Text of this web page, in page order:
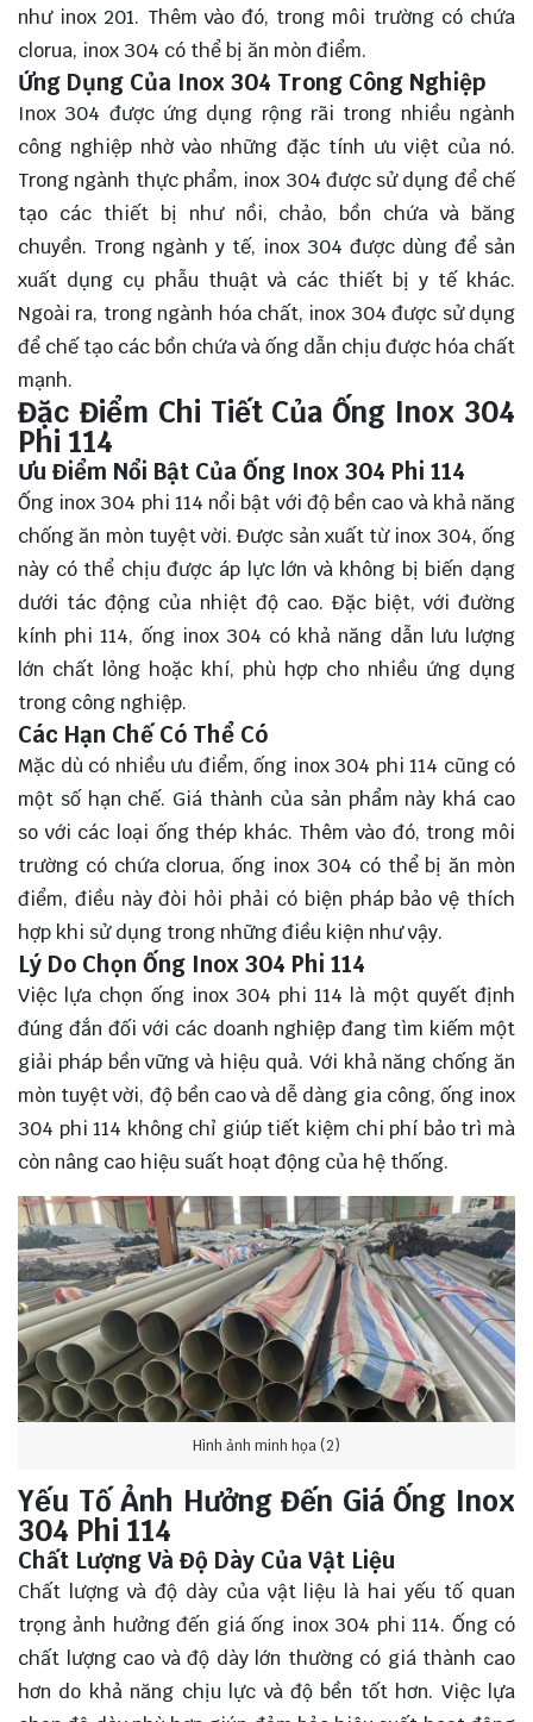
như inox 201. Thêm vào đó, trong môi trường có chứa
clorua, inox 304 có thể bị ăn mòn điểm.
Ứng Dụng Của Inox 304 Trong Công Nghiệp
Inox 304 được ứng dụng rộng rãi trong nhiều ngành
công nghiệp nhờ vào những đặc tính ưu việt của nó.
Trong ngành thực phẩm, inox 304 được sử dụng để chế
tạo các thiết bị như nồi, chảo, bồn chứa và băng
chuyền. Trong ngành y tế, inox 304 được dùng để sản
xuất dụng cụ phẫu thuật và các thiết bị y tế khác.
Ngoài ra, trong ngành hóa chất, inox 304 được sử dụng
để chế tạo các bồn chứa và ống dẫn chịu được hóa chất
mạnh.
Đặc Điểm Chi Tiết Của Ống Inox 304
Phi 114
Ưu Điểm Nổi Bật Của Ống Inox 304 Phi 114
Ống inox 304 phi 114 nổi bật với độ bền cao và khả năng
chống ăn mòn tuyệt vời. Được sản xuất từ inox 304, ống
này có thể chịu được áp lực lớn và không bị biến dạng
dưới tác động của nhiệt độ cao. Đặc biệt, với đường
kính phi 114, ống inox 304 có khả năng dẫn lưu lượng
lớn chất lỏng hoặc khí, phù hợp cho nhiều ứng dụng
trong công nghiệp.
Các Hạn Chế Có Thể Có
Mặc dù có nhiều ưu điểm, ống inox 304 phi 114 cũng có
một số hạn chế. Giá thành của sản phẩm này khá cao
so với các loại ống thép khác. Thêm vào đó, trong môi
trường có chứa clorua, ống inox 304 có thể bị ăn mòn
điểm, điều này đòi hỏi phải có biện pháp bảo vệ thích
hợp khi sử dụng trong những điều kiện như vậy.
Lý Do Chọn Ống Inox 304 Phi 114
Việc lựa chọn ống inox 304 phi 114 là một quyết định
đúng đắn đối với các doanh nghiệp đang tìm kiếm một
giải pháp bền vững và hiệu quả. Với khả năng chống ăn
mòn tuyệt vời, độ bền cao và dễ dàng gia công, ống inox
304 phi 114 không chỉ giúp tiết kiệm chi phí bảo trì mà
còn nâng cao hiệu suất hoạt động của hệ thống.
Hình ảnh minh họa (2)
Yếu Tố Ảnh Hưởng Đến Giá Ống Inox
304 Phi 114
Chất Lượng Và Độ Dày Của Vật Liệu
Chất lượng và độ dày của vật liệu là hai yếu tố quan
trọng ảnh hưởng đến giá ống inox 304 phi 114. Ống có
chất lượng cao và độ dày lớn thường có giá thành cao
hơn do khả năng chịu lực và độ bền tốt hơn. Việc lựa